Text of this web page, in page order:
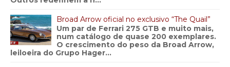
Broad Arrow oficial no exclusivo “The Quail”
Um par de Ferrari 275 GTB e muito mais,
num catálogo de quase 200 exemplares.
O crescimento do peso da Broad Arrow,
leiloeira do Grupo Hager...